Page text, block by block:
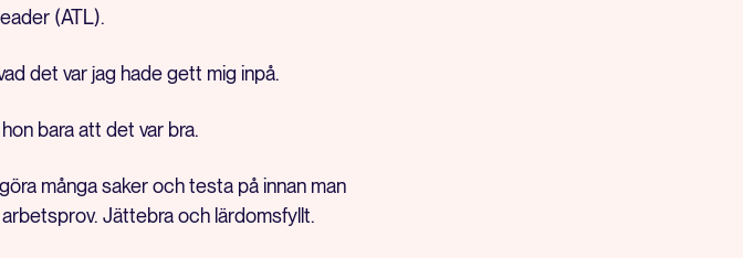
(ATL).
det var jag hade gett mig inpå.
bara att det var bra.
många saker och testa på innan man
Jättebra och lärdomsfyllt.